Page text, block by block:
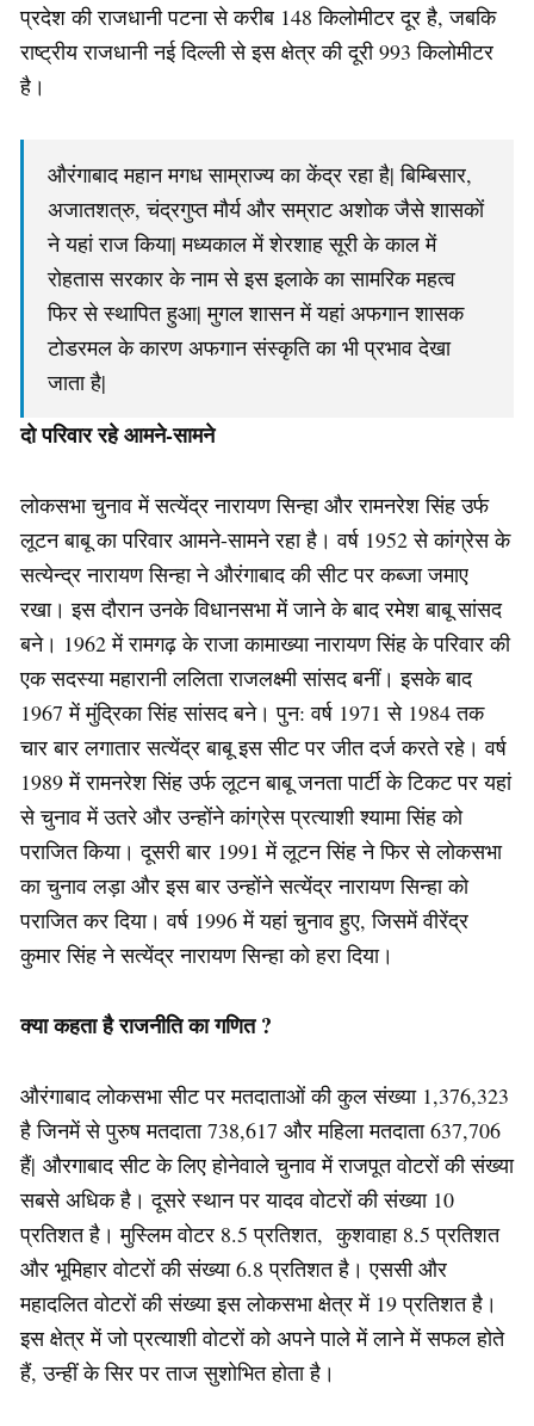
प्रदेश की राजधानी पटना से करीब 148 किलोमीटर दूर है, जबकि
राष्‍ट्रीय राजधानी नई दिल्‍ली से इस क्षेत्र की दूरी 993 किलोमीटर
है।
औरंगाबाद महान मगध साम्राज्य का केंद्र रहा है| बिम्बिसार,
अजातशत्रु, चंद्रगुप्त मौर्य और सम्राट अशोक जैसे शासकों
ने यहां राज किया| मध्यकाल में शेरशाह सूरी के काल में
रोहतास सरकार के नाम से इस इलाके का सामरिक महत्व
फिर से स्थापित हुआ| मुगल शासन में यहां अफगान शासक
टोडरमल के कारण अफगान संस्कृति का भी प्रभाव देखा
जाता है|
दो परिवार रहे आमने-सामने
लोकसभा चुनाव में सत्येंद्र नारायण सिन्हा और रामनरेश सिंह उर्फ
लूटन बाबू का परिवार आमने-सामने रहा है। वर्ष 1952 से कांग्रेस के
सत्येन्द्र नारायण सिन्हा ने औरंगाबाद की सीट पर कब्जा जमाए
रखा। इस दौरान उनके विधानसभा में जाने के बाद रमेश बाबू सांसद
बने। 1962 में रामगढ़ के राजा कामाख्या नारायण सिंह के परिवार की
एक सदस्या महारानी ललिता राजलक्ष्मी सांसद बनीं। इसके बाद
1967 में मुंद्रिका सिंह सांसद बने। पुन: वर्ष 1971 से 1984 तक
चार बार लगातार सत्येंद्र बाबू इस सीट पर जीत दर्ज करते रहे। वर्ष
1989 में रामनरेश सिंह उर्फ लूटन बाबू जनता पार्टी के टिकट पर यहां
से चुनाव में उतरे और उन्होंने कांग्रेस प्रत्याशी श्यामा सिंह को
पराजित किया। दूसरी बार 1991 में लूटन सिंह ने फिर से लोकसभा
का चुनाव लड़ा और इस बार उन्होंने सत्येंद्र नारायण सिन्हा को
पराजित कर दिया। वर्ष 1996 में यहां चुनाव हुए, जिसमें वीरेंद्र
कुमार सिंह ने सत्येंद्र नारायण सिन्हा को हरा दिया।
क्या कहता है राजनीति का गणित ?
औरंगाबाद लोकसभा सीट पर मतदाताओं की कुल संख्या 1,376,323
है जिनमें से पुरुष मतदाता 738,617 और महिला मतदाता 637,706
हैं| औरगाबाद सीट के लिए होनेवाले चुनाव में राजपूत वोटरों की संख्या
सबसे अधिक है। दूसरे स्थान पर यादव वोटरों की संख्या 10
प्रतिशत है। मुस्लिम वोटर 8.5 प्रतिशत, कुशवाहा 8.5 प्रतिशत
और भूमिहार वोटरों की संख्या 6.8 प्रतिशत है। एससी और
महादलित वोटरों की संख्या इस लोकसभा क्षेत्र में 19 प्रतिशत है।
इस क्षेत्र में जो प्रत्याशी वोटरों को अपने पाले में लाने में सफल होते
हैं, उन्हीं के सिर पर ताज सुशोभित होता है।